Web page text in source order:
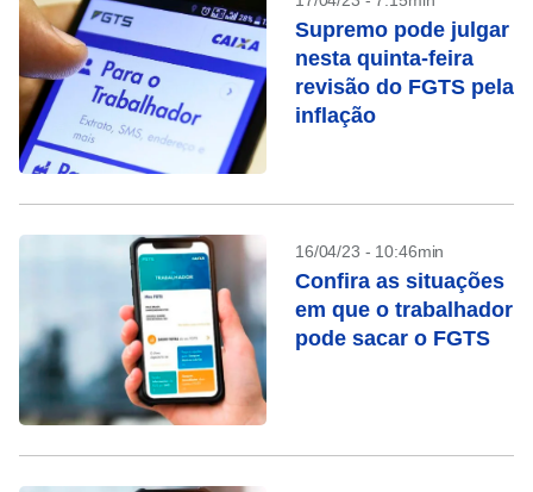
Supremo pode julgar
nesta quinta-feira
revisão do FGTS pela
inflação
16/04/23 - 10:46min
Confira as situações
em que o trabalhador
pode sacar o FGTS